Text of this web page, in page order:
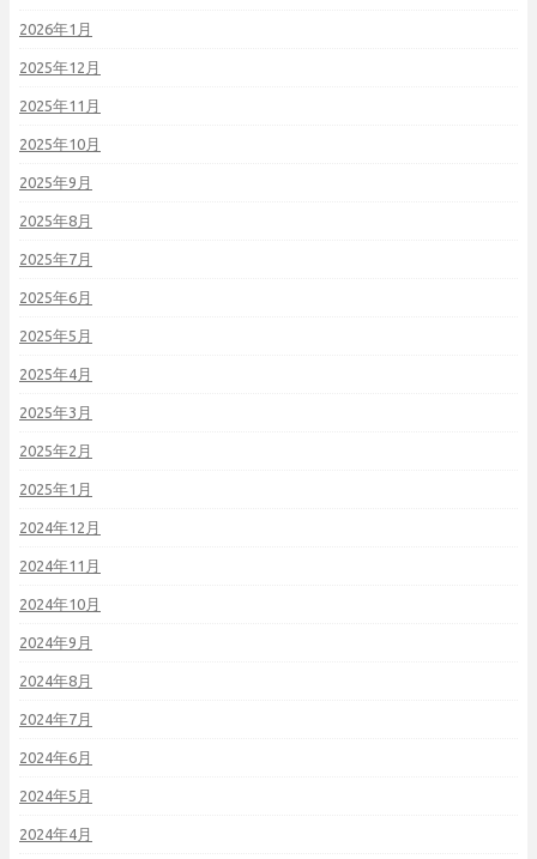
2026年1月
2025年12月
2025年11月
2025年10月
2025年9月
2025年8月
2025年7月
2025年6月
2025年5月
2025年4月
2025年3月
2025年2月
2025年1月
2024年12月
2024年11月
2024年10月
2024年9月
2024年8月
2024年7月
2024年6月
2024年5月
2024年4月